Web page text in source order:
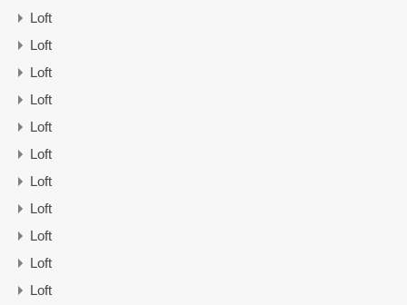
Loft
Loft
Loft
Loft
Loft
Loft
Loft
Loft
Loft
Loft
Loft